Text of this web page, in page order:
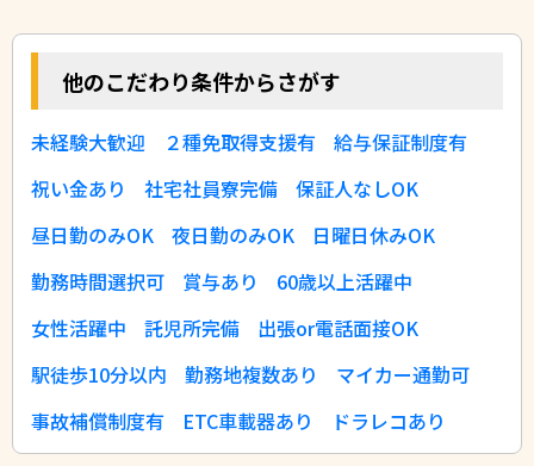
他のこだわり条件からさがす
未経験大歓迎 ２種免取得支援有
給与保証制度有
祝い金あり
社宅社員寮完備
保証人なしOK
昼日勤のみOK
夜日勤のみOK
日曜日休みOK
勤務時間選択可
賞与あり
60歳以上活躍中
女性活躍中
託児所完備
出張or電話面接OK
駅徒歩10分以内
勤務地複数あり
マイカー通勤可
事故補償制度有
ETC車載器あり ドラレコあり